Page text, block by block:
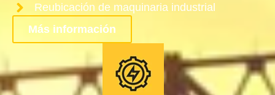
Reubicación de maquinaria industrial
Más información